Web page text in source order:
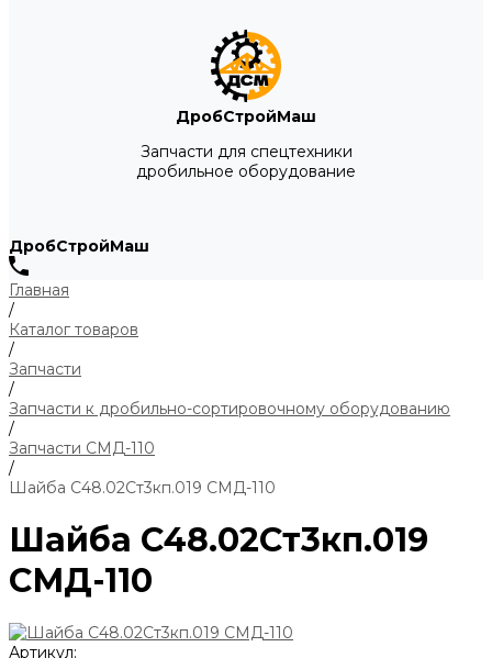
ДробСтройМаш
Запчасти для спецтехники
дробильное оборудование
ДробСтройМаш
Главная
/
Каталог товаров
/
Запчасти
/
Запчасти к дробильно-сортировочному оборудованию
/
Запчасти СМД-110
/
Шайба С48.02Ст3кп.019 СМД-110
Шайба С48.02Ст3кп.019
СМД-110
Артикул: